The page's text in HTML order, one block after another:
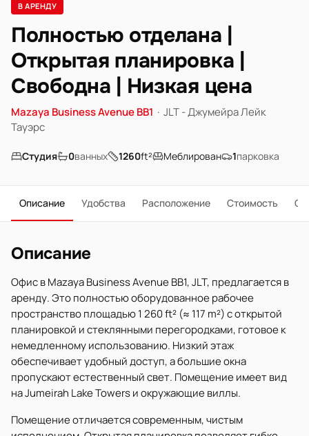
В АРЕНДУ
Полностью отделана |
Открытая планировка |
Свободна | Низкая цена
Mazaya Business Avenue BB1 · JLT - Джумейра Лейк
Тауэрс
Студия 0ванных 1260ft² Меблирован 1парковка
Описание Удобства Расположение Стоимость О
Описание
Офис в Mazaya Business Avenue BB1, JLT, предлагается в
аренду. Это полностью оборудованное рабочее
пространство площадью 1 260 ft² (≈ 117 m²) с открытой
планировкой и стеклянными перегородками, готовое к
немедленному использованию. Низкий этаж
обеспечивает удобный доступ, а большие окна
пропускают естественный свет. Помещение имеет вид
на Jumeirah Lake Towers и окружающие виллы.
Помещение отличается современным, чистым